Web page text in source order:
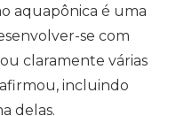
aquapônica é uma
se com
claramente várias
incluindo
delas.